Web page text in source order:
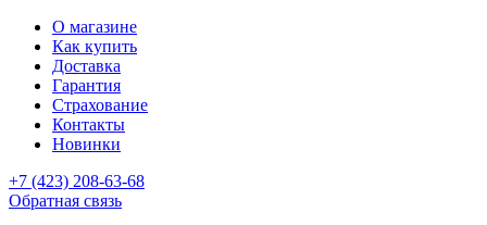
О магазине
Как купить
Доставка
Гарантия
Страхование
Контакты
Новинки
+7 (423) 208-63-68
Обратная связь